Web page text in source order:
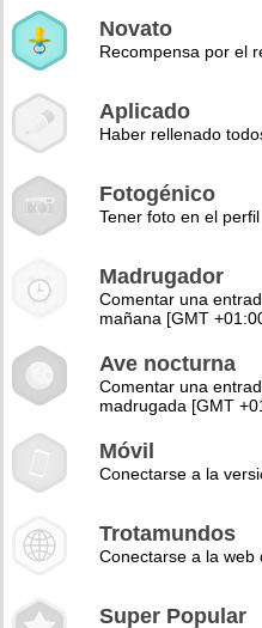
Novato
Recompensa por el
Aplicado
Haber rellenado
Fotogénico
Tener foto en el perfil
Madrugador
Comentar una
mañana [GMT
Ave nocturna
Comentar una
madrugada [GMT
Móvil
Conectarse a la
Trotamundos
Conectarse a la web
Super Popular